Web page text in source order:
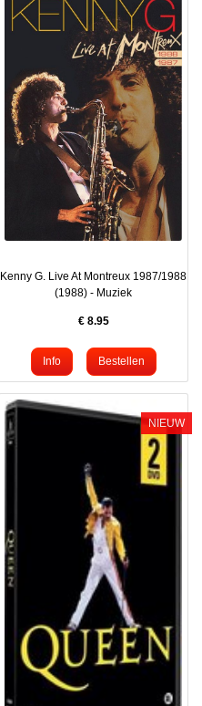
Kenny G. Live At Montreux 1987/1988
(1988) - Muziek
€ 8.95
NIEUW